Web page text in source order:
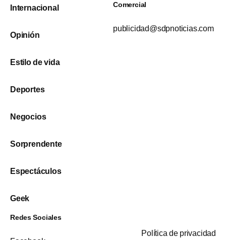
Internacional
Opinión
Estilo de vida
Deportes
Negocios
Sorprendente
Espectáculos
Geek
Comercial
publicidad@sdpnoticias.com
Redes Sociales
Política de privacidad